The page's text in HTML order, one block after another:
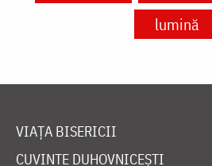
lumină
VIAȚA BISERICII
CUVINTE DUHOVNICEȘTI